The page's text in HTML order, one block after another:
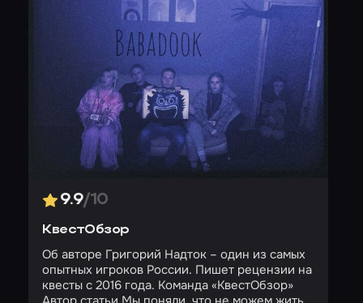
9.9/10
КвестОбзор
Об авторе Григорий Надток – один из самых
опытных игроков России. Пишет рецензии на
квесты с 2016 года. Команда «КвестОбзор»